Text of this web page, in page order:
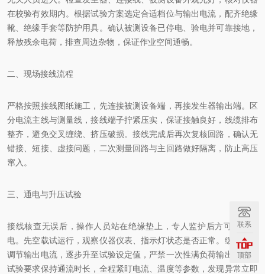
在校验有效期内。根据试验方案选定合适档位与输出电流，配齐绝缘
靴、绝缘手套等防护用具。确认被测设备已停电、验电并可靠接地，
释放残余电荷，排查周边杂物，保证作业空间通畅。
二、现场接线流程
严格按照接线图纸施工，先连接被测设备端，再接发生器输出端。区
分电流主线与测量线，接线端子拧紧压实，保证接触良好，线缆排布
整齐，避免交叉缠绕、挤压破损。接线完成后再次复核回路，确认无
错接、短接、虚接问题，二次测量回路与主回路做好隔离，防止高压
窜入。
三、通电与升压试验
接线核查无误后，操作人员站在绝缘垫上，专人监护后方可合闸送
电。先空载试运行，观察仪器仪表、指示灯状态是否正常。缓慢平稳
调节输出电流，逐步升至试验设定值，严禁一次性满负荷输出。按照
试验要求保持通流时长，全程紧盯电流、温度等参数，发现异常立即
联系
顶部